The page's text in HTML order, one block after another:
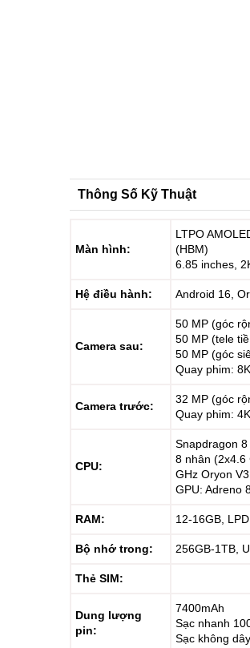
Thông Số Kỹ Thuật
Màn hình:
LTPO
(HBM)
6.85 inches,
Hệ điều hành: Android 16,
Camera sau:
50 MP (góc
50 MP (tele
50 MP (góc
Quay phim:
Camera trước:
32 MP (góc
Quay phim:
CPU:
Snapdragon
8 nhân (2x4.6
GHz Oryon
GPU: Adreno
RAM: 12-16GB,
Bộ nhớ trong: 256GB-1TB,
Thẻ SIM:
Dung lượng
pin:
7400mAh
Sạc nhanh
Sạc không